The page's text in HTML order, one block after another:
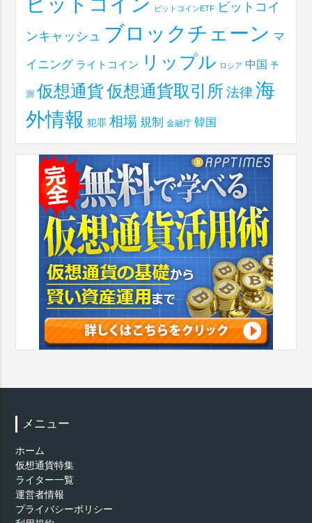
ビットコインETF ビットコイ
ンキャッシュ ブロックチェーン マ
イニング ライトコイン リップル ロシア 中国 予
測 仮想通貨仮想通貨取引所 法律 海
外情報 犯罪 相場 規制 金融庁 韓国
メニュー
ホーム
仮想通貨特集
ライター一覧
運営者情報
プライバシーポリシー